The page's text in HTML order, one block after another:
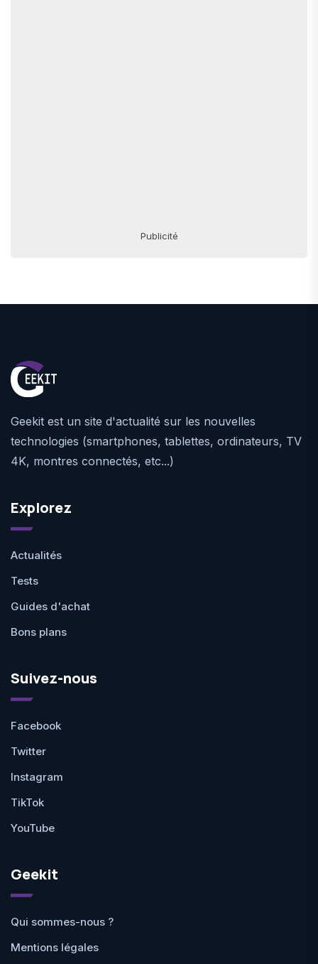
Publicité
Geekit est un site d'actualité sur les nouvelles
technologies (smartphones, tablettes, ordinateurs, TV
4K, montres connectés, etc...)
Explorez
Actualités
Tests
Guides d'achat
Bons plans
Suivez-nous
Facebook
Twitter
Instagram
TikTok
YouTube
Geekit
Qui sommes-nous ?
Mentions légales